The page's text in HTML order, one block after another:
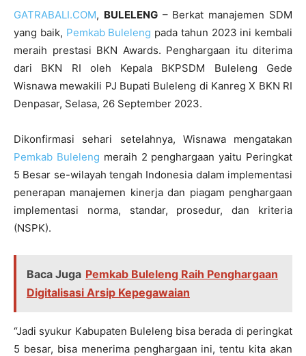
GATRABALI.COM, BULELENG– Berkat manajemen SDM
yang baik, Pemkab Buleleng pada tahun 2023 ini kembali
meraih prestasi BKN Awards. Penghargaan itu diterima
dari BKN RI oleh Kepala BKPSDM Buleleng Gede
Wisnawa mewakili PJ Bupati Buleleng di Kanreg X BKN RI
Denpasar, Selasa, 26 September 2023.
Dikonfirmasi sehari setelahnya, Wisnawa mengatakan
Pemkab Buleleng meraih 2 penghargaan yaitu Peringkat
5 Besar se-wilayah tengah Indonesia dalam implementasi
penerapan manajemen kinerja dan piagam penghargaan
implementasi norma, standar, prosedur, dan kriteria
(NSPK).
Baca Juga Pemkab Buleleng Raih Penghargaan
Digitalisasi Arsip Kepegawaian
“Jadi syukur Kabupaten Buleleng bisa berada di peringkat
5 besar, bisa menerima penghargaan ini, tentu kita akan